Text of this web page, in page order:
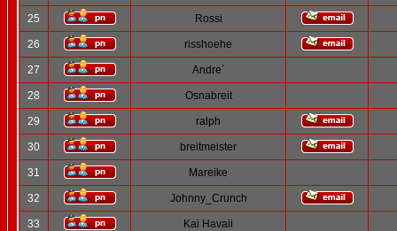
25 Rossi
26 risshoehe
27 Andre´
28 Osnabreit
29 ralph
30 breitmeister
31 Mareike
32 Johnny_Crunch
33 Kai Havaii